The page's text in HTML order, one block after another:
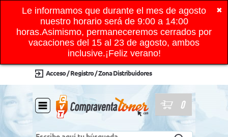
✖
Le informamos que durante el mes de agosto
nuestro horario será de 9:00 a 14:00
horas.Asimismo, permaneceremos cerrados por
vacaciones del 15 al 23 de agosto, ambos
inclusive.¡Feliz verano!
Acceso / Registro / Zona Distribuidores
0